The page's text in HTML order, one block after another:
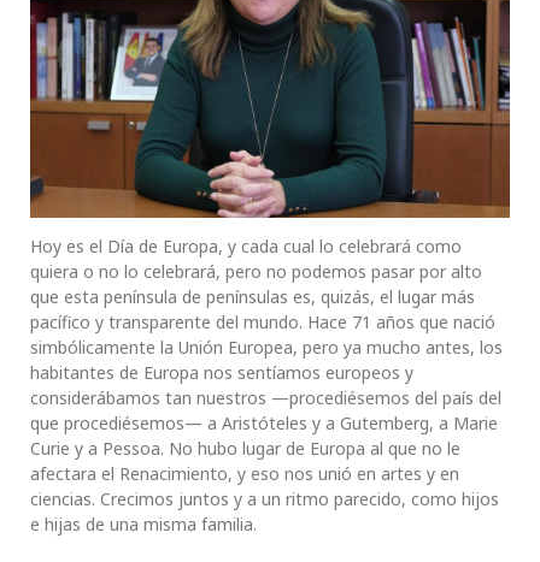
Hoy es el Día de Europa, y cada cual lo celebrará como
quiera o no lo celebrará, pero no podemos pasar por alto
que esta península de penínsulas es, quizás, el lugar más
pacífico y transparente del mundo. Hace 71 años que nació
simbólicamente la Unión Europea, pero ya mucho antes, los
habitantes de Europa nos sentíamos europeos y
considerábamos tan nuestros —procediésemos del país del
que procediésemos— a Aristóteles y a Gutemberg, a Marie
Curie y a Pessoa. No hubo lugar de Europa al que no le
afectara el Renacimiento, y eso nos unió en artes y en
ciencias. Crecimos juntos y a un ritmo parecido, como hijos
e hijas de una misma familia.